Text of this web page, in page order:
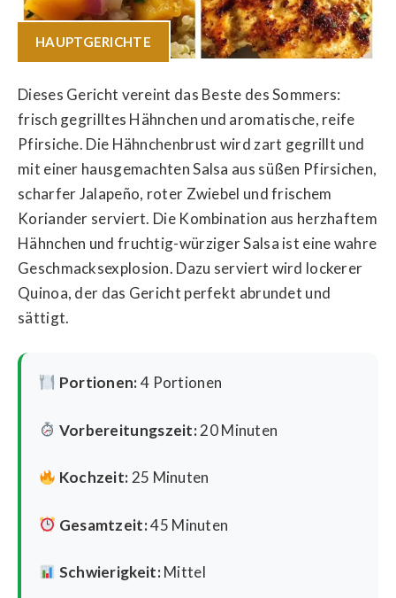
HAUPTGERICHTE
Dieses Gericht vereint das Beste des Sommers:
frisch gegrilltes Hähnchen und aromatische, reife
Pfirsiche. Die Hähnchenbrust wird zart gegrillt und
mit einer hausgemachten Salsa aus süßen Pfirsichen,
scharfer Jalapeño, roter Zwiebel und frischem
Koriander serviert. Die Kombination aus herzhaftem
Hähnchen und fruchtig-würziger Salsa ist eine wahre
Geschmacksexplosion. Dazu serviert wird lockerer
Quinoa, der das Gericht perfekt abrundet und
sättigt.
Portionen:4 Portionen
Vorbereitungszeit:20 Minuten
Kochzeit: 25 Minuten
Gesamtzeit:45 Minuten
Schwierigkeit:Mittel